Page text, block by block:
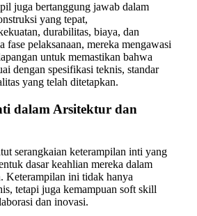
juga bertanggung jawab dalam
yang tepat,
durabilitas, biaya, dan
fase pelaksanaan, mereka mengawasi
untuk memastikan bahwa
dengan spesifikasi teknis, standar
yang telah ditetapkan.
dalam Arsitektur dan
serangkaian keterampilan inti yang
dasar keahlian mereka dalam
Keterampilan ini tidak hanya
tetapi juga kemampuan soft skill
dan inovasi.